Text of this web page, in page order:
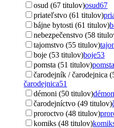
osud (67 titulov)osud67
priateľstvo (61 titulov)
bájne bytosti (61 titulov)
nebezpečenstvo (58
tajomstvo (55 titulov)
boje (53 titulov)boje53
pomsta (51 titulov)pomsta
čarodejník / čarodejnica
čarodejnica51
démoni (50 titulov)
čarodejníctvo (49 titulov)
proroctvo (48 titulov)
komiks (48 titulov)